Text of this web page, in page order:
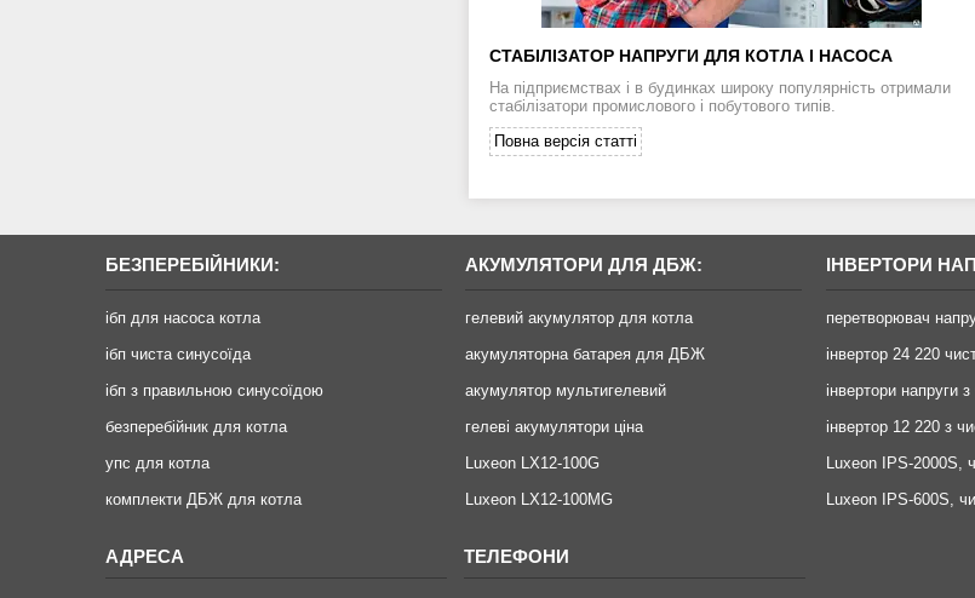
СТАБІЛІЗАТОР НАПРУГИ ДЛЯ КОТЛА І НАСОСА
На підприємствах і в будинках широку популярність отримали
стабілізатори промислового і побутового типів.
Повна версія статті
БЕЗПЕРЕБІЙНИКИ:
ібп для насоса котла
ібп чиста синусоїда
ібп з правильною синусоїдою
безперебійник для котла
упс для котла
комплекти ДБЖ для котла
АКУМУЛЯТОРИ ДЛЯ ДБЖ:
гелевий акумулятор для котла
акумуляторна батарея для ДБЖ
акумулятор мультигелевий
гелеві акумулятори ціна
Luxeon LX12-100G
Luxeon LX12-100MG
ІНВЕРТОРИ
перетворювач
інвертор 24 220
інвертори напруги
інвертор 12 220 з
Luxeon IPS-2000S,
Luxeon IPS-600S,